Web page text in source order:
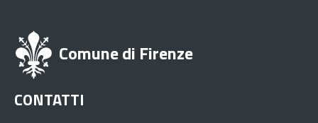
Comune di Firenze
CONTATTI